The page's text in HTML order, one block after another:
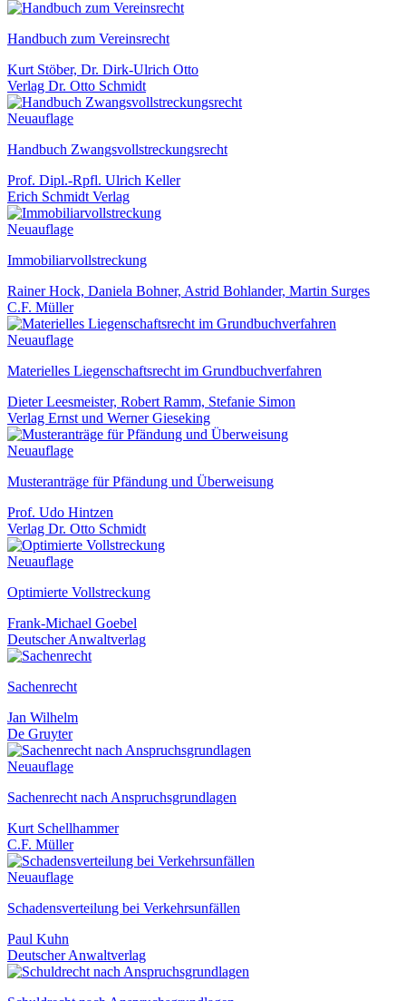
Handbuch zum Vereinsrecht
Kurt Stöber, Dr. Dirk-Ulrich Otto
Verlag Dr. Otto Schmidt
Neuauflage
Handbuch Zwangsvollstreckungsrecht
Prof. Dipl.-Rpfl. Ulrich Keller
Erich Schmidt Verlag
Neuauflage
Immobiliarvollstreckung
Rainer Hock, Daniela Bohner, Astrid Bohlander, Martin Surges
C.F. Müller
Neuauflage
Materielles Liegenschaftsrecht im Grundbuchverfahren
Dieter Leesmeister, Robert Ramm, Stefanie Simon
Verlag Ernst und Werner Gieseking
Neuauflage
Musteranträge für Pfändung und Überweisung
Prof. Udo Hintzen
Verlag Dr. Otto Schmidt
Neuauflage
Optimierte Vollstreckung
Frank-Michael Goebel
Deutscher Anwaltverlag
Sachenrecht
Jan Wilhelm
De Gruyter
Neuauflage
Sachenrecht nach Anspruchsgrundlagen
Kurt Schellhammer
C.F. Müller
Neuauflage
Schadensverteilung bei Verkehrsunfällen
Paul Kuhn
Deutscher Anwaltverlag